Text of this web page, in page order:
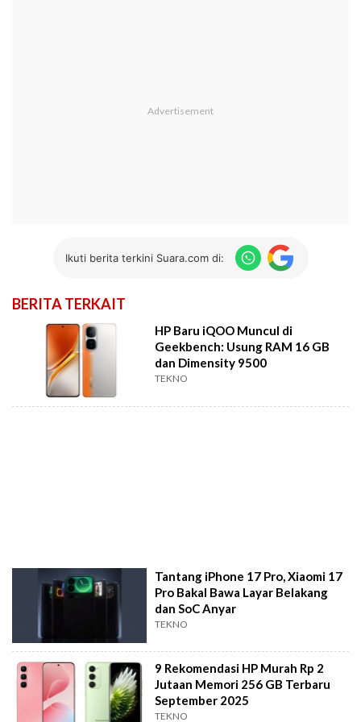
Ikuti berita terkini Suara.com di:
BERITA TERKAIT
HP Baru iQOO Muncul di
Geekbench: Usung RAM 16 GB
dan Dimensity 9500
TEKNO
Tantang iPhone 17 Pro, Xiaomi 17
Pro Bakal Bawa Layar Belakang
dan SoC Anyar
TEKNO
9 Rekomendasi HP Murah Rp 2
Jutaan Memori 256 GB Terbaru
September 2025
TEKNO